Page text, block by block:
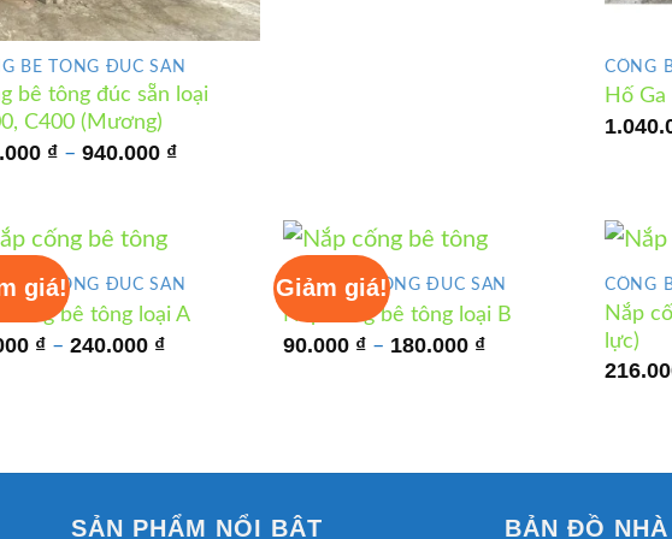
BÊ TÔNG ĐÚC SẴN
bê tông đúc sẵn loại
C400 (Mương)
₫ – 940.000 ₫Khoảng
CỐNG
Hố
giá!
BÊ TÔNG ĐÚC SẴN
cống bê tông loại A
₫ – 240.000 ₫Khoảng
Giảm giá!
CỐNG BÊ TÔNG ĐÚC SẴN
Nắp cống bê tông loại B
90.000 ₫ – 180.000 ₫Khoảng
CỐNG
Nắp
lực)
SẢN PHẨM NỔI BẬT BẢN ĐỒ